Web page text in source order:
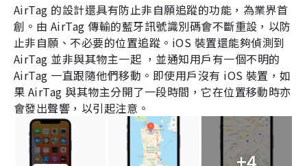
AirTag 的設計還具有防止非自願追蹤的功能，為業界首
創。由 AirTag傳輸的藍牙訊號識別碼會不斷重設，以防
止非自願、不必要的位置追蹤。 iOS 裝置還能夠偵測到
AirTag 並非與其物主一起 ，並通知用戶有一個不明的
AirTag 一直跟隨他們移動。即使用戶沒有 iOS 裝置，如
果 AirTag 與其物主分開了一段時間，它在位置移動時亦
會發出聲響，以引起注意。